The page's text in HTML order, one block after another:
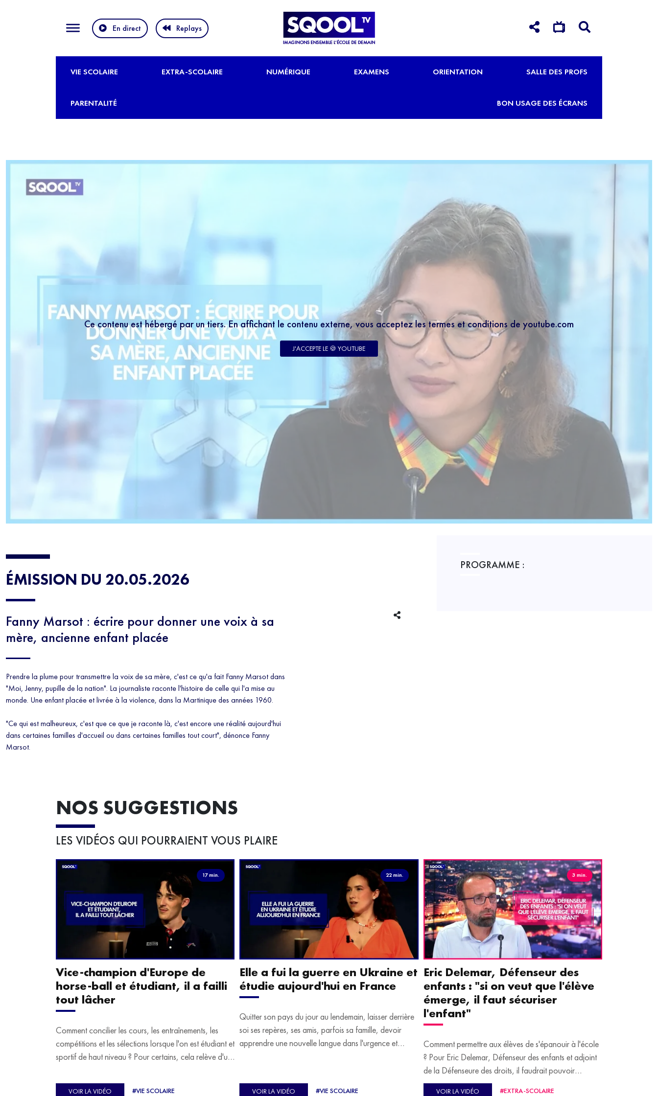
En direct Replays
VIE SCOLAIRE EXTRA-SCOLAIRE NUMÉRIQUE EXAMENS ORIENTATION SALLE DES PROFS
PARENTALITÉ BON USAGE DES ÉCRANS
Ce contenu est hébergé par un tiers. En affichant le contenu externe, vous acceptez les termes et conditions de youtube.com
J'ACCEPTE LE 🍪 YOUTUBE
ÉMISSION DU 20.05.2026
Fanny Marsot : écrire pour donner une voix à sa
mère, ancienne enfant placée
Prendre la plume pour transmettre la voix de sa mère, c'est ce qu'a fait Fanny Marsot dans
"Moi, Jenny, pupille de la nation". La journaliste raconte l'histoire de celle qui l'a mise au
monde. Une enfant placée et livrée à la violence, dans la Martinique des années 1960.
"Ce qui est malheureux, c'est que ce que je raconte là, c'est encore une réalité aujourd'hui
dans certaines familles d'accueil ou dans certaines familles tout court", dénonce Fanny
Marsot.
PROGRAMME :
NOS SUGGESTIONS
LES VIDÉOS QUI POURRAIENT VOUS PLAIRE
17 min.
Vice-champion d'Europe de
horse-ball et étudiant, il a failli
tout lâcher
Comment concilier les cours, les entraînements, les
compétitions et les sélections lorsque l'on est étudiant et
sportif de haut niveau ? Pour certains, cela relève d'un
Ulysse Soriano, vice-champion d'Europe de Horse-
VOIR LA VIDÉO #VIE SCOLAIRE
22 min.
Elle a fui la guerre en Ukraine et
étudie aujourd'hui en France
Quitter son pays du jour au lendemain, laisser derrière
soi ses repères, ses amis, parfois sa famille, devoir
apprendre une nouvelle langue dans l'urgence et
C'est l'histoire de nombreux réfugiés, et notamment
VOIR LA VIDÉO #VIE SCOLAIRE
3 min.
Eric Delemar, Défenseur des
enfants : "si on veut que l'élève
émerge, il faut sécuriser
l'enfant"
Comment permettre aux élèves de s'épanouir à l'école
? Pour Eric Delemar, Défenseur des enfants et adjoint
de la Défenseure des droits, il faudrait pouvoir
s'occuper d'eux durant l'entièreté du temps qu'ils
VOIR LA VIDÉO #EXTRA-SCOLAIRE